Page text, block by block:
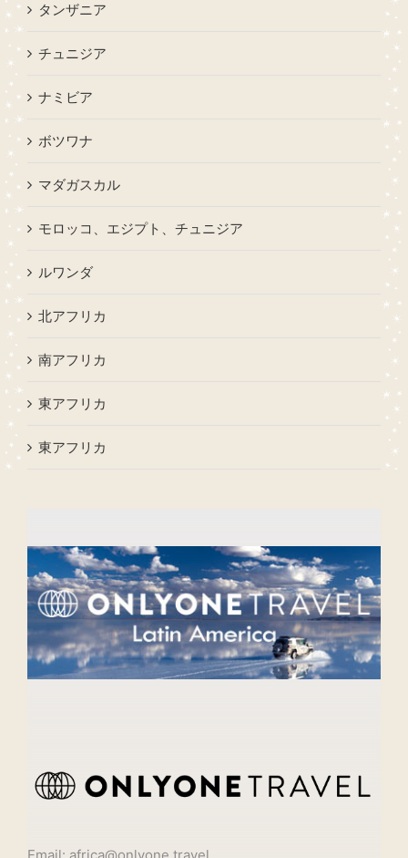
タンザニア
チュニジア
ナミビア
ボツワナ
マダガスカル
モロッコ、エジプト、チュニジア
ルワンダ
北アフリカ
南アフリカ
東アフリカ
東アフリカ